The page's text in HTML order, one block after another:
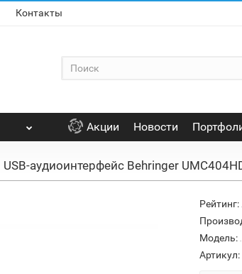
Контакты
Акции Новости
USB-аудиоинтерфейс Behringer
Рейтинг:
Модель:
Артикул: